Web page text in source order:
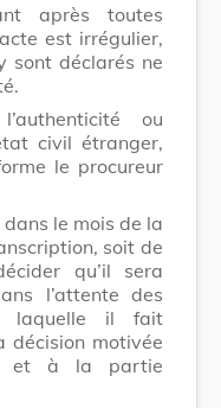
après toutes
est irrégulier,
sont déclarés ne
ou
civil étranger,
le procureur
le mois de la
soit de
qu’il sera
l’attente des
laquelle il fait
décision motivée
et à la partie